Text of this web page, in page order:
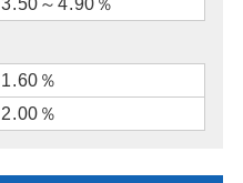
3.50～4.90％
1.60％
2.00％